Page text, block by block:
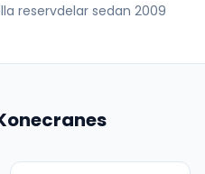
reservdelar sedan 2009